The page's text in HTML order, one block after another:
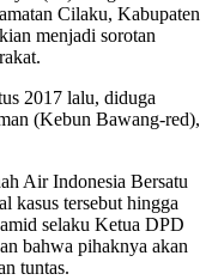
Cilaku, Kabupaten
menjadi sorotan
2017 lalu, diduga
(Kebun Bawang-red),
Air Indonesia Bersatu
kasus tersebut hingga
selaku Ketua DPD
bahwa pihaknya akan
tuntas.